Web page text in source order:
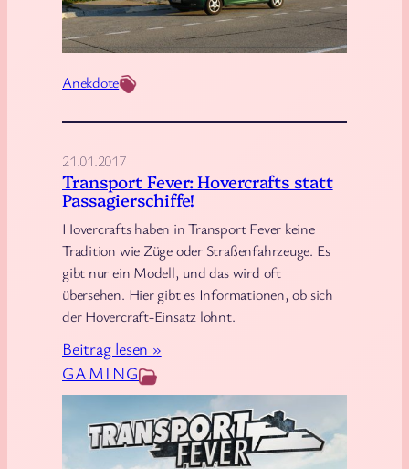
Anekdote
i
n
t
r
a
z
e
r
t
r
t
–
GAMING
21.01.2017
Transport Fever: Hovercrafts statt
Passagierschiffe!
Hovercrafts haben in Transport Fever keine
Tradition wie Züge oder Straßenfahrzeuge. Es
gibt nur ein Modell, und das wird oft
übersehen. Hier gibt es Informationen, ob sich
der Hovercraft-Einsatz lohnt.
Beitrag lesen »:
r
a
n